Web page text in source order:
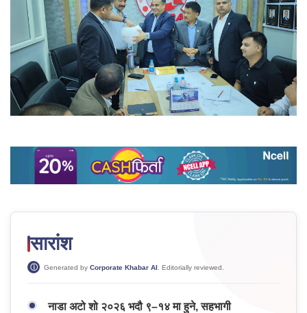
सारांश
Generated by Corporate Khabar AI . Editorially reviewed.
नाडा अटो शो २०२६ भदौ ९–१४ मा हुने, सहभागी